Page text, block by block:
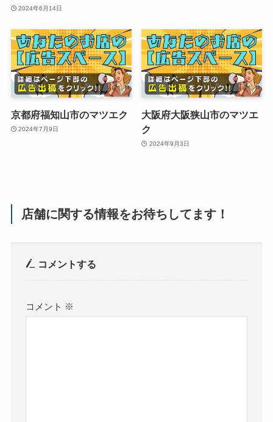
2024年6月14日
京都府福知山市のマツエク
2024年7月9日
大阪府大阪狭山市のマツエ
ク
2024年9月3日
店舗に関する情報をお待ちしてます！
コメントする
コメント ※